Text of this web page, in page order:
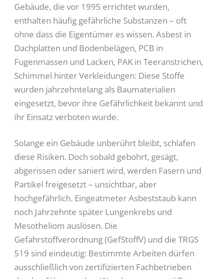
Gebäude, die vor 1995 errichtet wurden,
enthalten häufig gefährliche Substanzen – oft
ohne dass die Eigentümer es wissen. Asbest in
Dachplatten und Bodenbelägen, PCB in
Fugenmassen und Lacken, PAK in Teeranstrichen,
Schimmel hinter Verkleidungen: Diese Stoffe
wurden jahrzehntelang als Baumaterialien
eingesetzt, bevor ihre Gefährlichkeit bekannt und
ihr Einsatz verboten wurde.
Solange ein Gebäude unberührt bleibt, schlafen
diese Risiken. Doch sobald gebohrt, gesägt,
abgerissen oder saniert wird, werden Fasern und
Partikel freigesetzt – unsichtbar, aber
hochgefährlich. Eingeatmeter Asbeststaub kann
noch Jahrzehnte später Lungenkrebs und
Mesotheliom auslösen. Die
Gefahrstoffverordnung (GefStoffV) und die TRGS
519 sind eindeutig: Bestimmte Arbeiten dürfen
ausschließlich von zertifizierten Fachbetrieben